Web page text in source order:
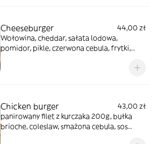
Cheeseburger
44,00 zł
Wołowina, cheddar, sałata lodowa,
pomidor, pikle, czerwona cebula, frytki,
Chicken burger
43,00 zł
panirowany filet z kurczaka 200g, bułka
brioche, coleslaw, smażona cebula, sos